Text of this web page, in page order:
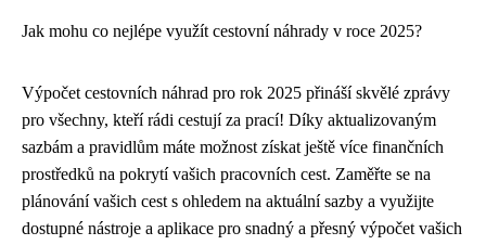
Jak mohu co nejlépe využít cestovní náhrady v roce 2025?
Výpočet cestovních náhrad pro rok 2025 přináší skvělé zprávy
pro všechny, kteří rádi cestují za prací! Díky aktualizovaným
sazbám a pravidlům máte možnost získat ještě více finančních
prostředků na pokrytí vašich pracovních cest. Zaměřte se na
plánování vašich cest s ohledem na aktuální sazby a využijte
dostupné nástroje a aplikace pro snadný a přesný výpočet vašich